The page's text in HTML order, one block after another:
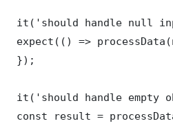
it('should handle null
expect(() =>
});
it('should handle empty
const result =